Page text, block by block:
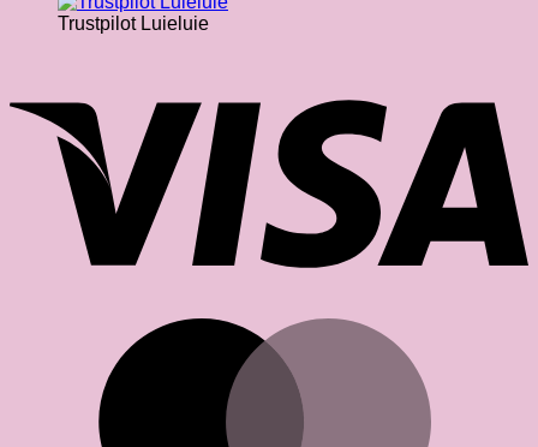
Trustpilot Luieluie